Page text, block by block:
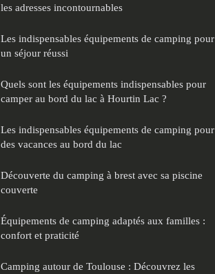
les adresses incontournables
Les indispensables équipements de camping pour
un séjour réussi
Quels sont les équipements indispensables pour
camper au bord du lac à Hourtin Lac ?
Les indispensables équipements de camping pour
des vacances au bord du lac
Découverte du camping à brest avec sa piscine
couverte
Équipements de camping adaptés aux familles :
confort et praticité
Camping autour de Toulouse : Découvrez les